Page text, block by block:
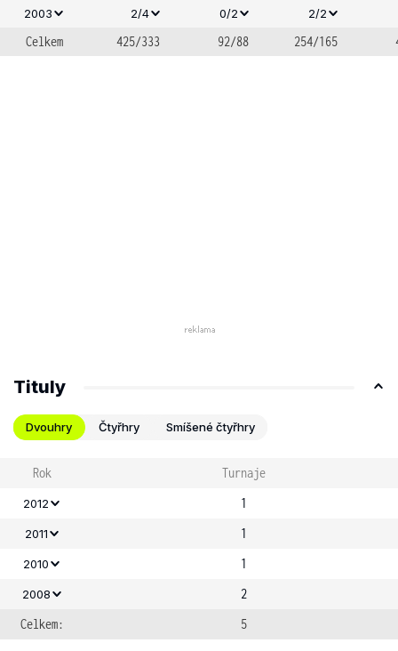
2003
2/4 0/2 2/2
Celkem 425/333 92/88 254/165
Tituly
Dvouhry Čtyřhry Smíšené čtyřhry
Rok Turnaje
2012 1
2011 1
2010 1
2008
2
Celkem:
5